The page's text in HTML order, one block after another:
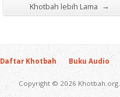
Khotbah lebih Lama →
Daftar Khotbah Buku Audio
Copyright © 2026 Khotbah.org.